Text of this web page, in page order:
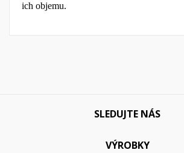
ich objemu.
SLEDUJTE NÁS
VÝROBKY